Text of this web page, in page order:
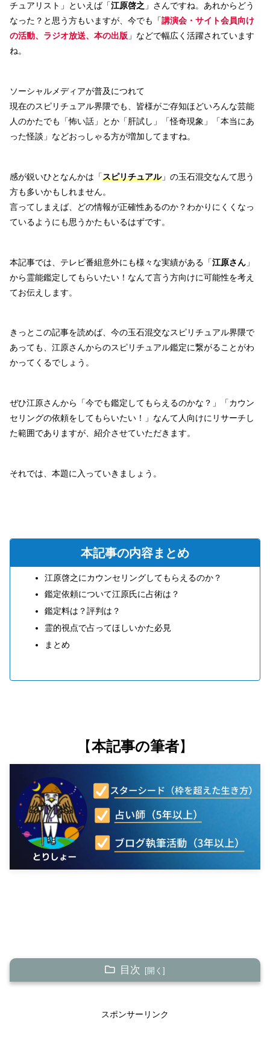
チュアリスト」といえば「江原啓之 」さんですね。あれからどう
なった？と思う方もいますが、今でも「講演会・サイト会員向け
の活動、ラジオ放送、本の出版 」などで幅広く活躍されています
ね。
ソーシャルメディアが普及につれて
現在のスピリチュアル界隈でも、皆様がご存知ほどいろんな芸能
人のかたでも「怖い話」とか「肝試し」「怪奇現象」「本当にあ
った怪談」などおっしゃる方が増加してますね。
感が鋭いひとなんかは「スピリチュアル」の玉石混交なんて思う
方も多いかもしれません。
言ってしまえば、どの情報が正確性あるのか？わかりにくくなっ
ているようにも思うかたもいるはずです。
本記事では、テレビ番組意外にも様々な実績がある「江原さん 」
から霊能鑑定してもらいたい！なんて言う方向けに可能性を考え
てお伝えします。
きっとこの記事を読めば、今の玉石混交なスピリチュアル界隈で
あっても、江原さんからのスピリチュアル鑑定に繋がることがわ
かってくるでしょう。
ぜひ江原さんから「今でも鑑定してもらえるのかな？」「カウン
セリングの依頼をしてもらいたい！」なんて人向けにリサーチし
た範囲でありますが、紹介させていただきます。
それでは、本題に入っていきましょう。
本記事の内容まとめ
江原啓之にカウンセリングしてもらえるのか？
鑑定依頼について江原氏に占術は？
鑑定料は？評判は？
霊的視点で占ってほしいかた必見
まとめ
【本記事の筆者】
目次
る？カウンセリングしてもらえるのか？
スポンサーリンク